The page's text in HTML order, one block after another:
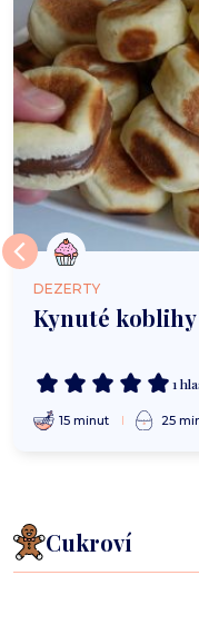
DEZERTY
Kynuté koblihy
1
15 minut 25
Cukroví